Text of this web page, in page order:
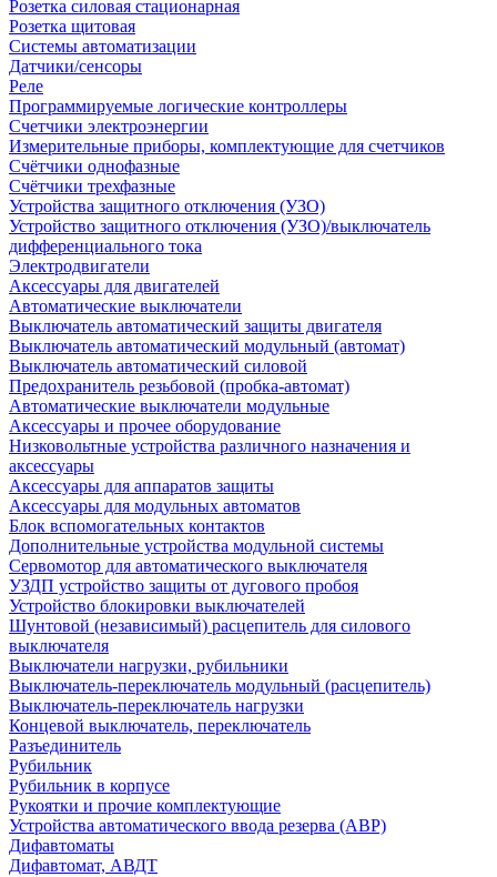
Розетка силовая стационарная
Розетка щитовая
Системы автоматизации
Датчики/сенсоры
Реле
Программируемые логические контроллеры
Счетчики электроэнергии
Измерительные приборы, комплектующие для счетчиков
Счётчики однофазные
Счётчики трехфазные
Устройства защитного отключения (УЗО)
Устройство защитного отключения (УЗО)/выключатель
дифференциального тока
Электродвигатели
Аксессуары для двигателей
Автоматические выключатели
Выключатель автоматический защиты двигателя
Выключатель автоматический модульный (автомат)
Выключатель автоматический силовой
Предохранитель резьбовой (пробка-автомат)
Автоматические выключатели модульные
Аксессуары и прочее оборудование
Низковольтные устройства различного назначения и
аксессуары
Аксессуары для аппаратов защиты
Аксессуары для модульных автоматов
Блок вспомогательных контактов
Дополнительные устройства модульной системы
Сервомотор для автоматического выключателя
УЗДП устройство защиты от дугового пробоя
Устройство блокировки выключателей
Шунтовой (независимый) расцепитель для силового
выключателя
Выключатели нагрузки, рубильники
Выключатель-переключатель модульный (расцепитель)
Выключатель-переключатель нагрузки
Концевой выключатель, переключатель
Разъединитель
Рубильник
Рубильник в корпусе
Рукоятки и прочие комплектующие
Устройства автоматического ввода резерва (АВР)
Дифавтоматы
Дифавтомат, АВДТ